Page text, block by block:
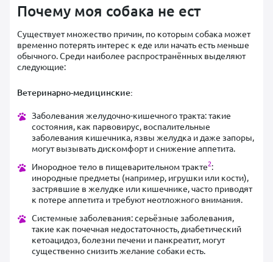
Почему моя собака не ест
Существует множество причин, по которым собака может
временно потерять интерес к еде или начать есть меньше
обычного. Среди наиболее распространённых выделяют
следующие:
Ветеринарно-медицинские:
Заболевания желудочно-кишечного тракта: такие
состояния, как парвовирус, воспалительные
заболевания кишечника, язвы желудка и даже запоры,
могут вызывать дискомфорт и снижение аппетита.
Инородное тело в пищеварительном тракте2:
инородные предметы (например, игрушки или кости),
застрявшие в желудке или кишечнике, часто приводят
к потере аппетита и требуют неотложного внимания.
Системные заболевания: серьёзные заболевания,
такие как почечная недостаточность, диабетический
кетоацидоз, болезни печени и панкреатит, могут
существенно снизить желание собаки есть.